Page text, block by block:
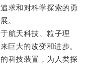
求和对科学探索的勇
。
航天科技、粒子理
巨大的改变和进步。
科技装置，为人类探